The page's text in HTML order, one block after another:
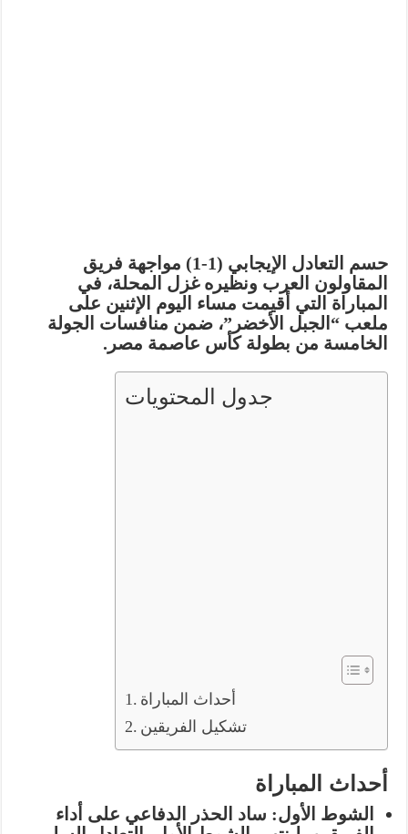
حسم التعادل الإيجابي (1-1) مواجهة فريق
المقاولون العرب ونظيرهغزل المحلة، في
المباراة التي أقيمت مساء اليوم الإثنين على
ملعب “الجبل الأخضر”، ضمن منافسات الجولة
الخامسة من بطولةكأس عاصمة مصر .
جدول المحتويات
أحداث المباراة
تشكيل الفريقين
أحداث المباراة
الشوط الأول: ساد الحذر الدفاعي على أداء